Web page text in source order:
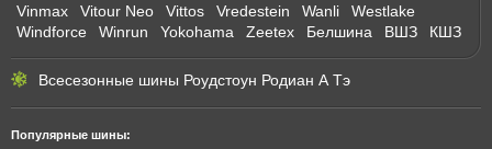
Vinmax
Vitour Neo Vittos Vredestein Wanli
Westlake
Windforce
Winrun Yokohama Zeetex Белшина ВШЗ КШЗ
Всесезонные шины Роудстоун Родиан А Тэ
Популярные шины: